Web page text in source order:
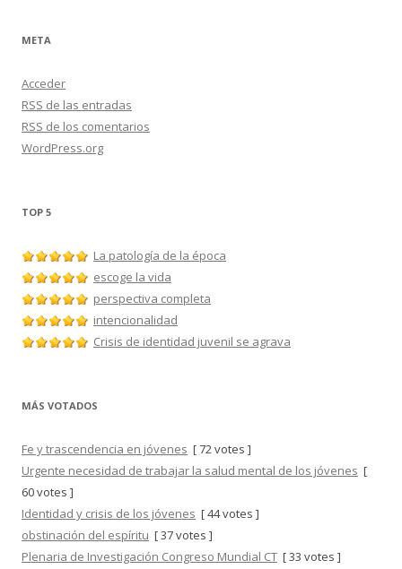
META
Acceder
RSS de las entradas
RSS de los comentarios
WordPress.org
TOP 5
La patología de la época
escoge la vida
perspectiva completa
intencionalidad
Crisis de identidad juvenil se agrava
MÁS VOTADOS
Fe y trascendencia en jóvenes [ 72 votes ]
Urgente necesidad de trabajar la salud mental de los jóvenes [
60 votes ]
Identidad y crisis de los jóvenes [ 44 votes ]
obstinación del espíritu [ 37 votes ]
Plenaria de Investigación Congreso Mundial CT [ 33 votes ]